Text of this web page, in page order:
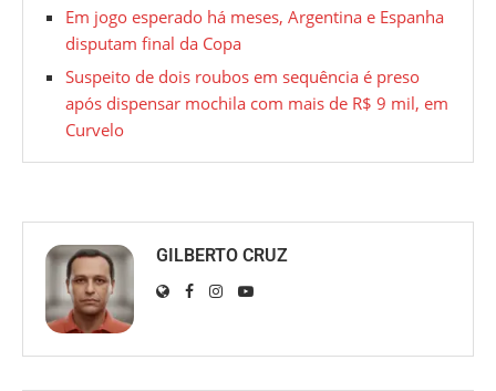
Em jogo esperado há meses, Argentina e Espanha
disputam final da Copa
Suspeito de dois roubos em sequência é preso
após dispensar mochila com mais de R$ 9 mil, em
Curvelo
GILBERTO CRUZ